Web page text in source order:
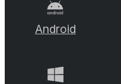
Android